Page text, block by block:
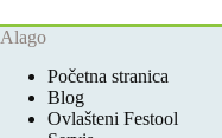
Alago
Početna stranica
Blog
Ovlašteni Festool